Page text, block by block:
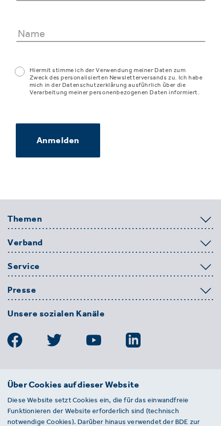
Hiermit stimme ich der Verwendung meiner Daten zum
Zweck des personalisierten Newsletterversands zu. Ich habe
mich in der Datenschutzerklärung ausführlich über die
Verarbeitung meiner personenbezogenen Daten informiert.
Anmelden
Themen
Verband
Service
Presse
Unsere sozialen Kanäle
BDE
Entsorgungs-, Wasser- und
Kreislaufwirtschaft e. V.
Über Cookies auf dieser Website
Diese Website setzt Cookies ein, die für das einwandfreie
Funktionieren der Website erforderlich sind (technisch
notwendige Cookies). Darüber hinaus verwendet der BDE zur